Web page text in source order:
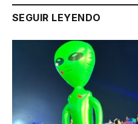
SEGUIR LEYENDO